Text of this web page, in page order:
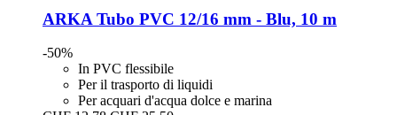
ARKA Tubo PVC 12/16 mm -​ Blu, 10 m
-50%
In PVC flessibile
Per il trasporto di liquidi
Per acquari d'acqua dolce e marina